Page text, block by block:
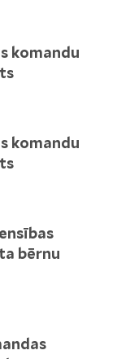
komandu
komandu
bērnu